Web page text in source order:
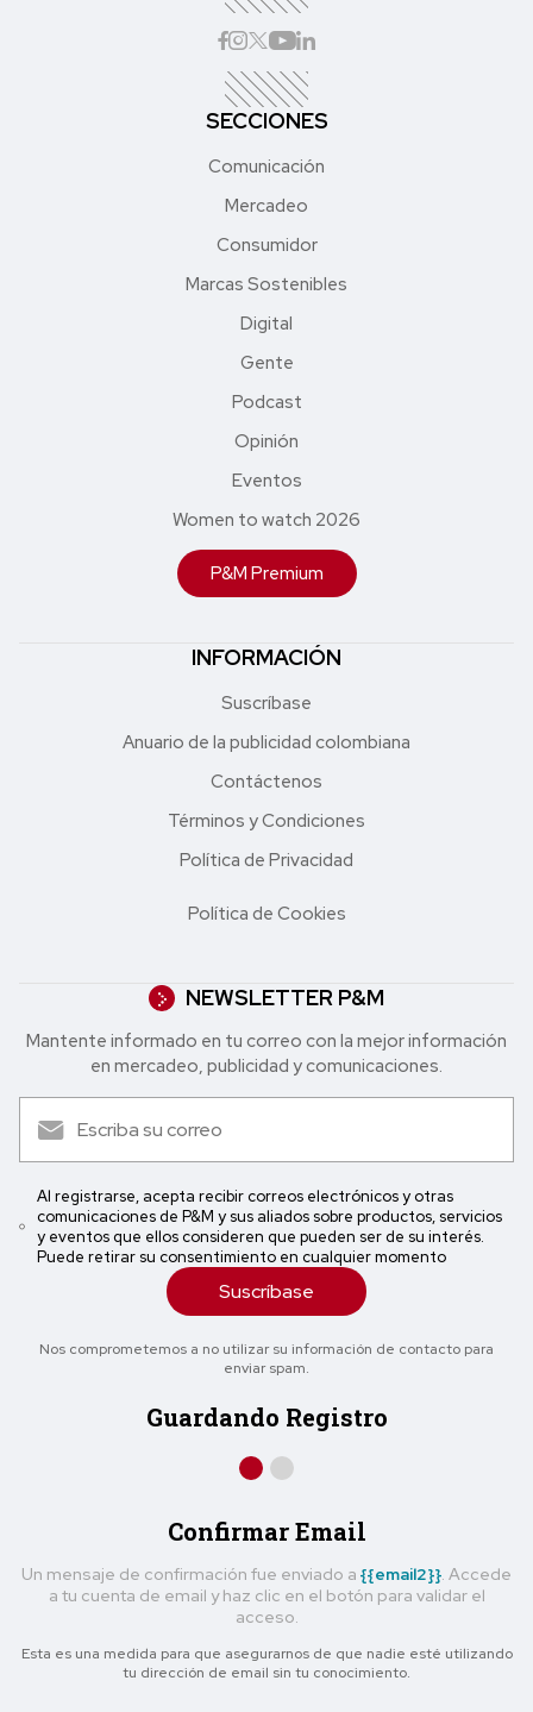
SECCIONES
Comunicación
Mercadeo
Consumidor
Marcas Sostenibles
Digital
Gente
Podcast
Opinión
Eventos
Women to watch 2026
P&M Premium
INFORMACIÓN
Suscríbase
Anuario de la publicidad colombiana
Contáctenos
Términos y Condiciones
Política de Privacidad
Política de Cookies
NEWSLETTER P&M
Mantente informado en tu correo con la mejor in formación
en mercadeo, publicidad y comunicaciones.
Al registrarse, acepta recibir correos electrónicos y otras
comunicaciones de P&M y sus aliados sobre productos, servicios
y eventos que ellos consideren que pueden ser de su interés.
Puede retirar su consentimiento en cualquier momento
Suscríbase
Nos comprometemos a no utilizar su información de contacto para
enviar spam.
Guardando Registro
Confirmar Email
Un mensaje de confirmación fue enviado a {{email2}}. Accede
a tu cuenta de email y haz clic en el botón para validar el
acceso.
Esta es una medida para que asegurarnos de que nadie esté utilizando
tu dirección de email sin tu conocimiento.